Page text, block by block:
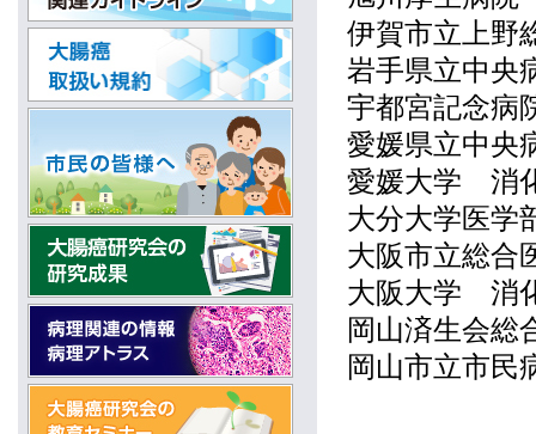
伊賀市立上
岩手県立中
宇都宮記念
愛媛県立中
愛媛大学 消
大分大学医学
大阪市立総
大阪大学 消
岡山済生会
岡山市立市